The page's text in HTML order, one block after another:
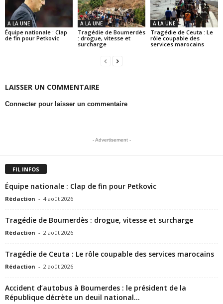
A LA UNE
Équipe nationale : Clap
de fin pour Petkovic
A LA UNE
Tragédie de Boumerdès
: drogue, vitesse et
surcharge
A LA UNE
Tragédie de Ceuta : Le
rôle coupable des
services marocains
LAISSER UN COMMENTAIRE
Connecter pour laisser un commentaire
- Advertisement -
FIL INFOS
Équipe nationale : Clap de fin pour Petkovic
Rédaction - 4 août 2026
Tragédie de Boumerdès : drogue, vitesse et surcharge
Rédaction - 2 août 2026
Tragédie de Ceuta : Le rôle coupable des services marocains
Rédaction - 2 août 2026
Accident d’autobus à Boumerdes : le président de la
République décrète un deuil national...